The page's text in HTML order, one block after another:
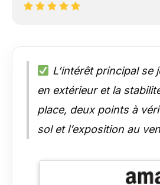
L’intérêt principal se
en extérieur et la
place, deux points à
sol et l’exposition au